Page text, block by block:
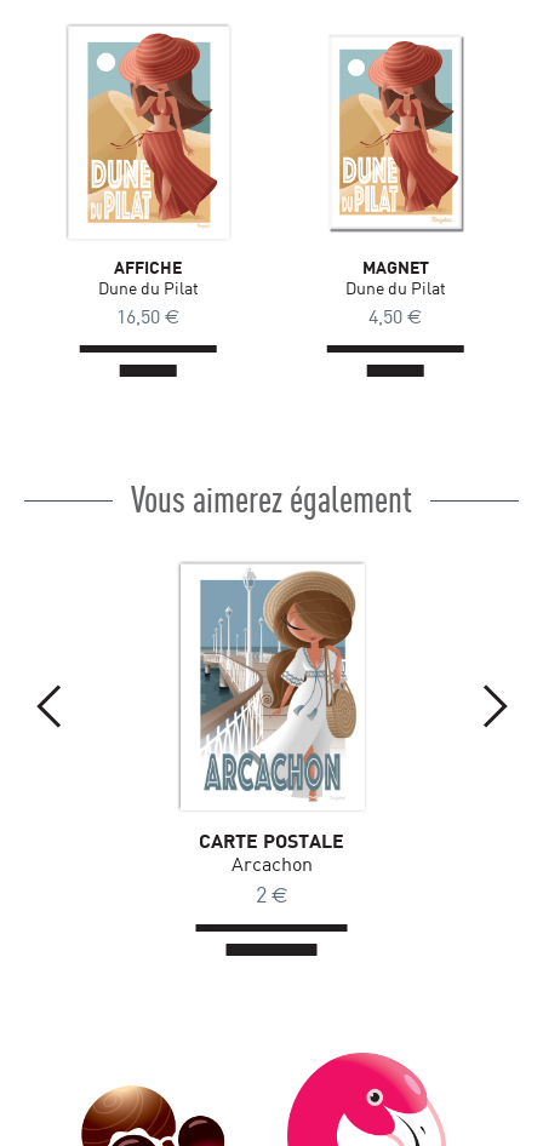
AFFICHE
Dune du Pilat
16,50 €
MAGNET
Dune du Pilat
4,50 €
Vous aimerez également
CARTE POSTALE
Arcachon
2 €